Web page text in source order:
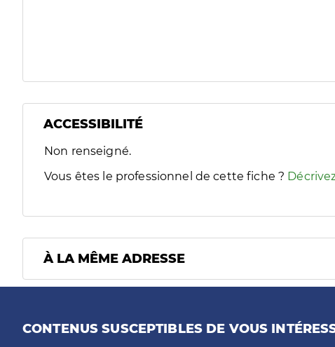
ACCESSIBILITÉ
Filtres
Sélectionnez un ou plusieurs handicaps/besoins spécifiques
Non renseigné.
Vous êtes le professionnel de cette fiche ?
À LA MÊME ADRESSE
CONTENUS SUSCEPTIBLES DE VOUS